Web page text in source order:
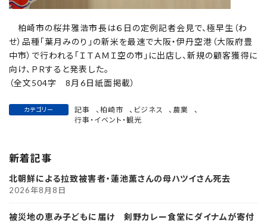
柏崎市の桜井雅浩市長は６日の定例記者会見で、極早生（わ
せ）品種「葉月みのり」の新米を最速で大阪・伊丹空港（大阪府豊
中市）で行われる「ＩＴＡＭＩ空の市」に出店し、新規の顧客獲得に
向け、ＰＲすると発表した。
（全文504字 8月6日紙面掲載）
カテゴリー 記事 、 柏崎市 、 ビジネス 、 農業
、
行事・イベント・観光
新着記事
北朝鮮による拉致被害者・蓮池薫さんの母ハツイさん死去
2026年8月8日
被災地の恵み子どもに届け 剣野カレー食堂にダイナムが寄付